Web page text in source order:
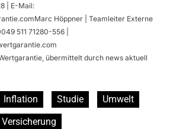
| E-Mail:
Höppner | Teamleiter Externe
511 71280-556 |
übermittelt durch news aktuell
Inflation Studie
Umwelt
Versicherung